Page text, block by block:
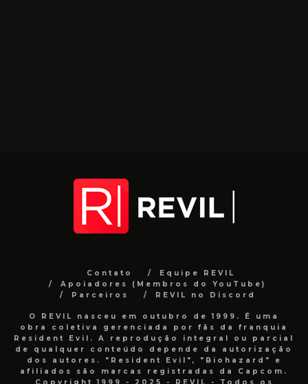
Contato
Equipe REVIL
Apoiadores (Membros do YouTube)
Parceiros
REVIL no Discord
O REVIL nasceu em outubro de 1999. É uma
obra coletiva gerenciada por fãs da franquia
Resident Evil. A reprodução integral ou parcial
de qualquer conteúdo depende da autorização
dos autores. "Resident Evil", "Biohazard" e
afiliados são marcas registradas da Capcom.